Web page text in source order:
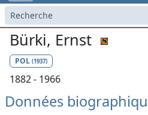
Bürki, Ernst
POL (1937)
1882 - 1966
Données